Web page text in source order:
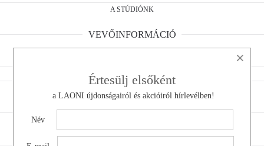
A STÚDIÓNK
VEVŐINFORMÁCIÓ
ELÁLLÁSI NYILATKOZAT
ADATKEZELÉS
KAPCSOLAT
KÉRDÉSED VAN?
×
Értesülj elsőként
a LAONI újdonságairól és akcióiról hírlevélben!
Név